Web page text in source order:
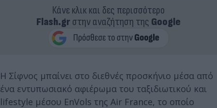
Κάνε κλικ και δες περισσότερο
Flash.grστην αναζήτηση της Google
Η Σίφνος μπαίνει στο διεθνές προσκήνιο μέσα από
ένα εντυπωσιακό αφιέρωμα του ταξιδιωτικού και
lifestyle μέσου EnVols της Air France, το οποίο